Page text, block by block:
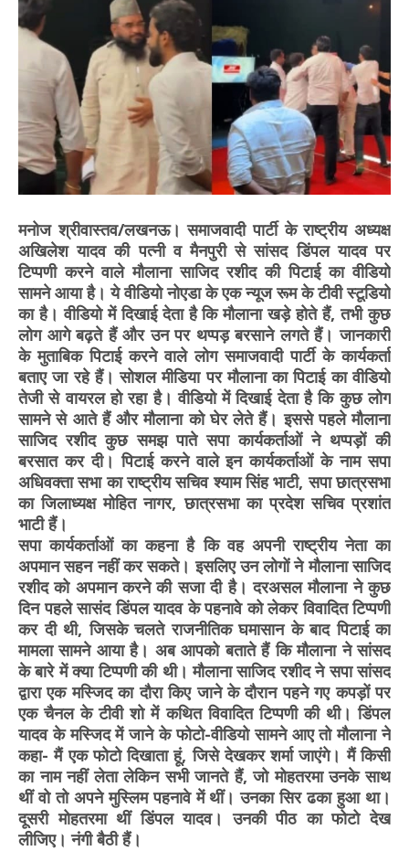
मनोज श्रीवास्तव/लखनऊ। समाजवादी पार्टी के राष्ट्रीय अध्यक्ष
अखिलेश यादव की पत्नी व मैनपुरी से सांसद डिंपल यादव पर
टिप्पणी करने वाले मौलाना साजिद रशीद की पिटाई का वीडियो
सामने आया है। ये वीडियो नोएडा के एक न्यूज रूम के टीवी स्टूडियो
का है। वीडियो में दिखाई देता है कि मौलाना खड़े होते हैं, तभी कुछ
लोग आगे बढ़ते हैं और उन पर थप्पड़ बरसाने लगते हैं। जानकारी
के मुताबिक पिटाई करने वाले लोग समाजवादी पार्टी के कार्यकर्ता
बताए जा रहे हैं। सोशल मीडिया पर मौलाना का पिटाई का वीडियो
तेजी से वायरल हो रहा है। वीडियो में दिखाई देता है कि कुछ लोग
सामने से आते हैं और मौलाना को घेर लेते हैं। इससे पहले मौलाना
साजिद रशीद कुछ समझ पाते सपा कार्यकर्ताओं ने थप्पड़ों की
बरसात कर दी। पिटाई करने वाले इन कार्यकर्ताओं के नाम सपा
अधिवक्ता सभा का राष्ट्रीय सचिव श्याम सिंह भाटी, सपा छात्रसभा
का जिलाध्यक्ष मोहित नागर, छात्रसभा का प्रदेश सचिव प्रशांत
भाटी हैं।
सपा कार्यकर्ताओं का कहना है कि वह अपनी राष्ट्रीय नेता का
अपमान सहन नहीं कर सकते। इसलिए उन लोगों ने मौलाना साजिद
रशीद को अपमान करने की सजा दी है। दरअसल मौलाना ने कुछ
दिन पहले सासंद डिंपल यादव के पहनावे को लेकर विवादित टिप्पणी
कर दी थी, जिसके चलते राजनीतिक घमासान के बाद पिटाई का
मामला सामने आया है। अब आपको बताते हैं कि मौलाना ने सांसद
के बारे में क्या टिप्पणी की थी। मौलाना साजिद रशीद ने सपा सांसद
द्वारा एक मस्जिद का दौरा किए जाने के दौरान पहने गए कपड़ों पर
एक चैनल के टीवी शो में कथित विवादित टिप्पणी की थी। डिंपल
यादव के मस्जिद में जाने के फोटो-वीडियो सामने आए तो मौलाना ने
कहा- मैं एक फोटो दिखाता हूं, जिसे देखकर शर्मा जाएंगे। मैं किसी
का नाम नहीं लेता लेकिन सभी जानते हैं, जो मोहतरमा उनके साथ
थीं वो तो अपने मुस्लिम पहनावे में थीं। उनका सिर ढका हुआ था।
दूसरी मोहतरमा थीं डिंपल यादव। उनकी पीठ का फोटो देख
लीजिए। नंगी बैठी हैं।